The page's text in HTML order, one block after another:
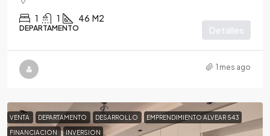
1 1 46 M2
DEPARTAMENTO Detalles
1 mes ago
VENTA DEPARTAMENTO DESARROLLO EMPRENDIMIENTO ALVEAR 543
FINANCIACION INVERSION